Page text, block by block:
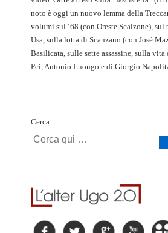
noto è oggi un nuovo lemma della
volumi sul ‘68 (con Oreste Scalzone),
Usa, sulla lotta di Scanzano (con José
Basilicata, sulle sette assassine, sulla
Pci, Antonio Luongo e di Giorgio
Cerca: